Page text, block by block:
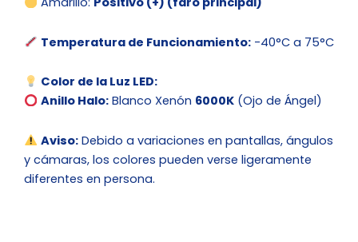
Temperatura de Funcionamiento:-40°C a 75°C
Color de la Luz LED:
Anillo Halo:Blanco Xenón 6000K(Ojo de Ángel)
Aviso:Debido a variaciones en pantallas, ángulos
y cámaras, los colores pueden verse ligeramente
diferentes en persona.